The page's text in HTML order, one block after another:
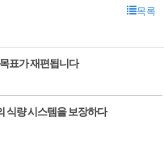
목록
표가 재편됩니다
식량 시스템을 보장하다